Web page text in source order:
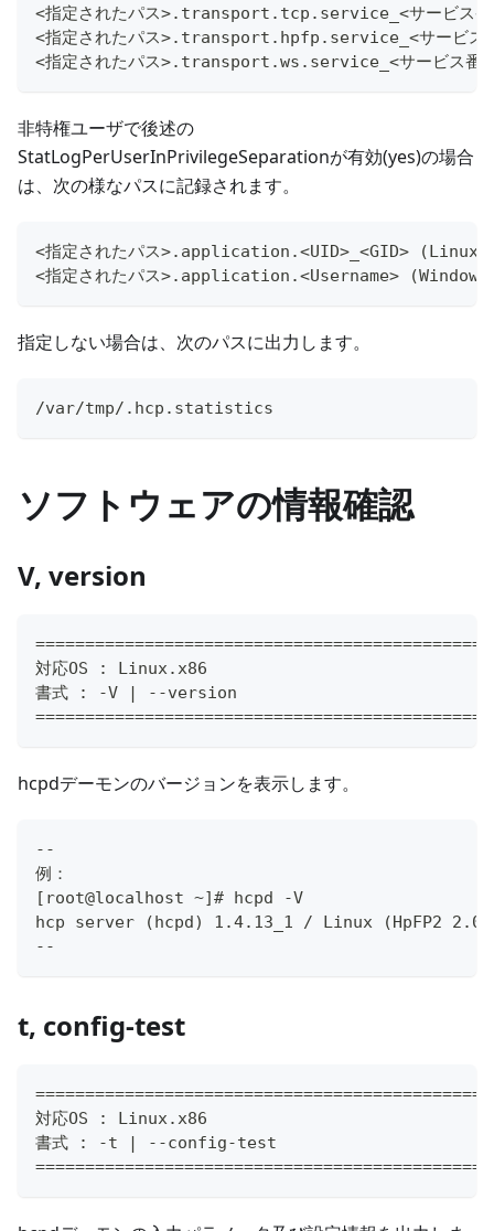
<指定されたパス>.transport.tcp.service_<サービス番
<指定されたパス>.transport.hpfp.service_<サービス番
<指定されたパス>.transport.ws.service_<サービス番号
非特権ユーザで後述の
StatLogPerUserInPrivilegeSeparationが有効(yes)の場合
は、次の様なパスに記録されます。
<指定されたパス>.application.<UID>_<GID> (Linux)
<指定されたパス>.application.<Username>
指定しない場合は、次のパスに出力します。
/var/tmp/.hcp.statistics
ソフトウェアの情報確認
V, version
対応OS : Linux.x86
書式 : -V | --version
hcpdデーモンのバージョンを表示します。
--
例：
[root@localhost ~]# hcpd -V
hcp server (hcpd) 1.4.13_1 / Linux (HpFP2
--
t, config-test
対応OS : Linux.x86
書式 : -t | --config-test